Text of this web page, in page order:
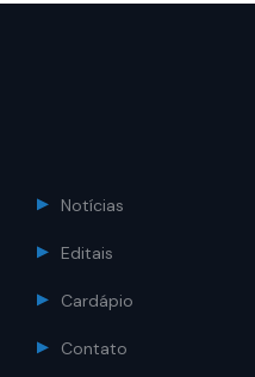
Notícias
Editais
Cardápio
Contato